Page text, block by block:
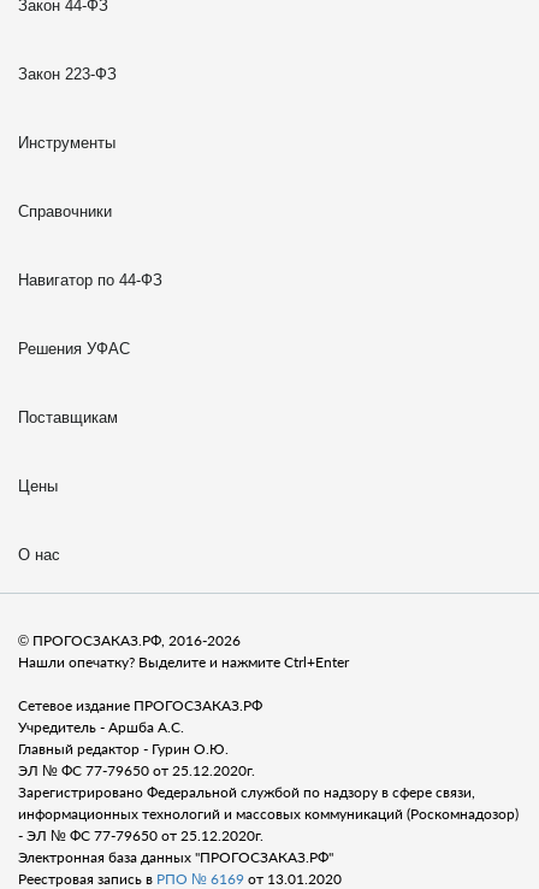
Закон 44-ФЗ
Закон 223-ФЗ
Инструменты
Справочники
Навигатор по 44-ФЗ
Решения УФАС
Поставщикам
Цены
О нас
© ПРОГОСЗАКАЗ.РФ, 2016-2026
Нашли опечатку? Выделите и нажмите Ctrl+Enter
Сетевое издание ПРОГОСЗАКАЗ.РФ
Учредитель - Аршба А.С.
Главный редактор - Гурин О.Ю.
ЭЛ № ФС 77-79650 от 25.12.2020г.
Зарегистрировано Федеральной службой по надзору в сфере связи,
информационных технологий и массовых коммуникаций (Роскомнадозор)
- ЭЛ № ФС 77-79650 от 25.12.2020г.
Электронная база данных "ПРОГОСЗАКАЗ.РФ"
Реестровая запись в РПО № 6169 от 13.01.2020